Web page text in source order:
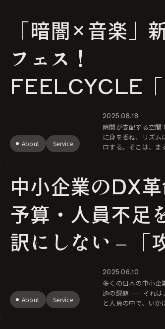
どんな
「暗闇×音楽」
フェス！
FEELCYCLE「
TER 2025」イベ
レポート
About Service
2025.08.18
暗闇が支配する空間
に身を委ね、リズム
ロする。そこは、ま
人々はただ、その圧
の中で、自
中小企業のDX革
予算・人員不足
訳にしない – 「
のDX」で競争力
に入れた金物メ
About Service
2025.06.10
多くの日本の中小企
通の課題 —— それは
と人員の中で、いか